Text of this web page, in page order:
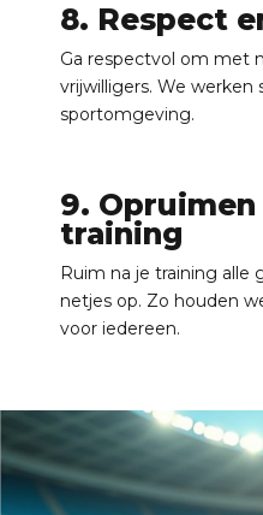
8. Respect
Ga respectvol om met
vrijwilligers. We werken
sportomgeving.
9. Opruimen
training
Ruim na je training alle
netjes op. Zo houden
voor iedereen.